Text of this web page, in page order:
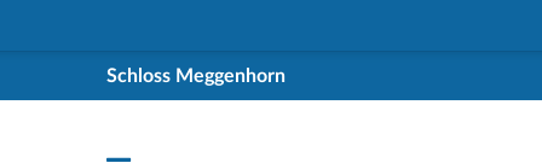
Schloss Meggenhorn